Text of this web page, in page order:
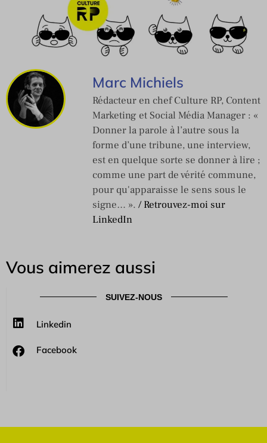
Marc Michiels
Rédacteur en chef Culture RP, Content
Marketing et Social Média Manager : «
Donner la parole à l’autre sous la
forme d’une tribune, une interview,
est en quelque sorte se donner à lire ;
comme une part de vérité commune,
pour qu'apparaisse le sens sous le
signe… ». / Retrouvez-moi sur
LinkedIn
Vous aimerez aussi
SUIVEZ-NOUS
Linkedin
Facebook